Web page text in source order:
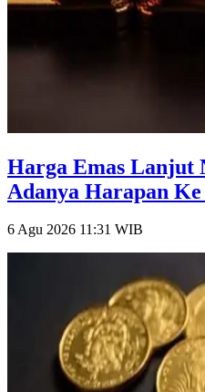
Harga Emas Lanjut
Adanya Harapan Ke
6 Agu 2026 11:31 WIB